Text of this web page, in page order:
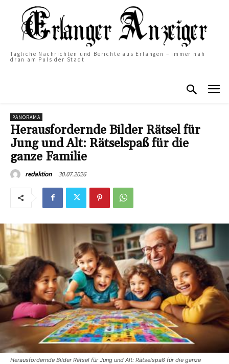
Tägliche Nachrichten und Berichte aus Erlangen – immer nah
dran am Puls der Stadt
PANORAMA
Herausfordernde Bilder Rätsel für
Jung und Alt: Rätselspaß für die
ganze Familie
redaktion 30.07.2026
Herausfordernde Bilder Rätsel für Jung und Alt: Rätselspaß für die ganze